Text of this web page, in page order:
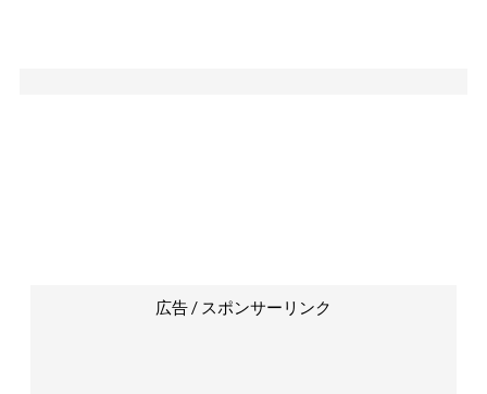
広告 / スポンサーリンク